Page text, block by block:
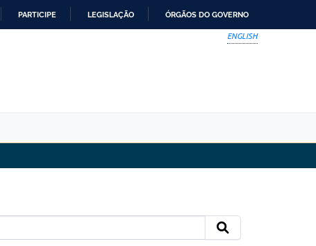
PARTICIPE LEGISLAÇÃO ÓRGÃOS DO GOVERNO
ENGLISH